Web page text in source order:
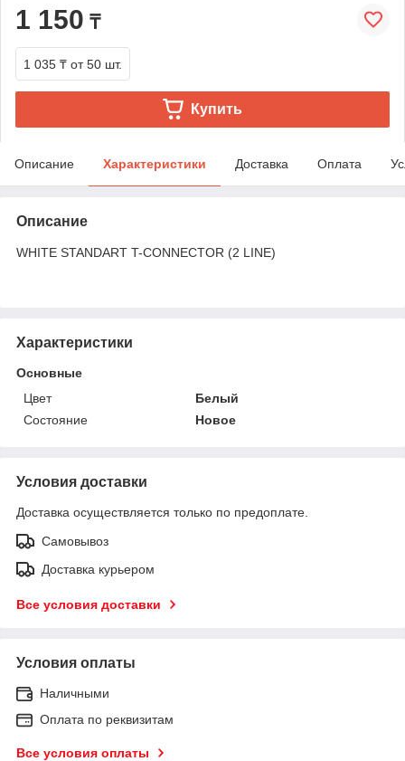
1 150 ₸
1 035 ₸ от 50 шт.
Купить
Описание Характеристики Доставка Оплата
Описание
WHITE STANDART T-CONNECTOR (2 LINE)
Характеристики
Основные
Цвет
Белый
Состояние
Новое
Условия доставки
Доставка осуществляется только по предоплате.
Самовывоз
Доставка курьером
Все условия доставки
Условия оплаты
Наличными
Оплата по реквизитам
Все условия оплаты